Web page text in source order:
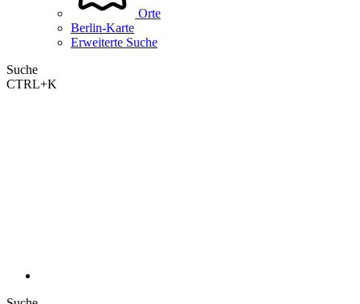
Orte
Berlin-Karte
Erweiterte Suche
Suche
CTRL+K